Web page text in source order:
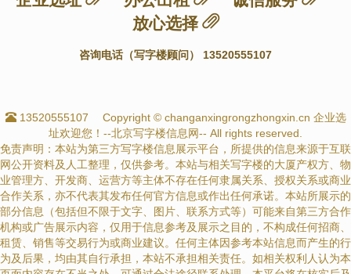
放心选择
咨询电话（写字楼顾问） 13520555107
13520555107
Copyright © changanxingrongzhongxin.cn 企业选
址欢迎您！--北京写字楼信息网-- All rights reserved.
免责声明：本站为第三方写字楼信息展示平台，所提供的信息来源于互联
网公开资料及人工整理，仅供参考。本站与相关写字楼的大厦产权方、物
业管理方、开发商、运营方等主体不存在任何隶属关系、授权关系或商业
合作关系，亦不代表其发布任何官方信息或作出任何承诺。本站所展示的
部分信息（包括但不限于文字、图片、联系方式等）可能来自第三方合作
机构或广告展示内容，仅用于信息参考及展示之目的，不构成任何招商、
租赁、销售等交易行为或商业建议。任何主体因参考本站信息而产生的行
为及后果，均由其自行承担，本站不承担相关责任。如相关权利人认为本